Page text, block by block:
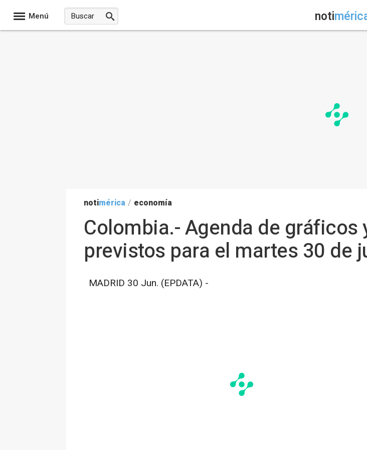
Menú noti
notimérica / economía
Colombia.- Agenda de
previstos para el martes 30 de
MADRID 30 Jun. (EPDATA) -